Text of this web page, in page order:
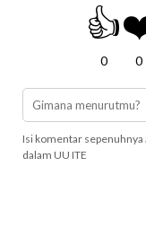
👍
0 0
Isi komentar sepenuhnya
dalam UU ITE